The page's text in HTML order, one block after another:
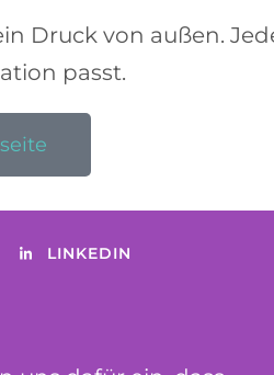
Druck von außen.
passt.
LINKEDIN